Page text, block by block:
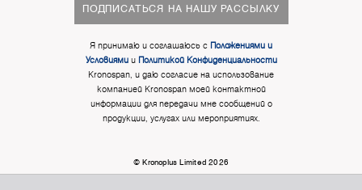
ПОДПИСАТЬСЯ НА НАШУ РАССЫЛКУ
Я принимаю и соглашаюсь с Положениями и
Условиямии Политикой Конфиденциальности
Kronospan, и даю согласие на использование
компанией Kronospan моей контактной
информации для передачи мне сообщений о
продукции, услугах или мероприятиях.
© Kronoplus Limited 2026